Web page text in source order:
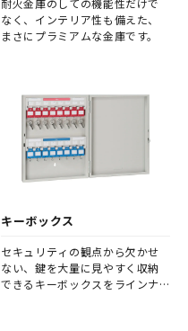
耐火金庫のしての機能性だけで
なく、インテリア性も備えた、
まさにプラミアムな金庫です。
キーボックス
セキュリティの観点から欠かせ
ない、鍵を大量に見やすく収納
できるキーボックスをラインナ